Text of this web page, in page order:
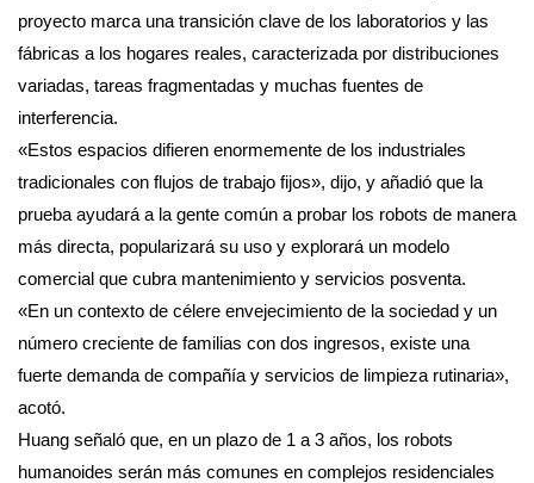
proyecto marca una transición clave de los laboratorios y las
fábricas a los hogares reales, caracterizada por distribuciones
variadas, tareas fragmentadas y muchas fuentes de
interferencia.
«Estos espacios difieren enormemente de los industriales
tradicionales con flujos de trabajo fijos», dijo, y añadió que la
prueba ayudará a la gente común a probar los robots de manera
más directa, popularizará su uso y explorará un modelo
comercial que cubra mantenimiento y servicios posventa.
«En un contexto de célere envejecimiento de la sociedad y un
número creciente de familias con dos ingresos, existe una
fuerte demanda de compañía y servicios de limpieza rutinaria»,
acotó.
Huang señaló que, en un plazo de 1 a 3 años, los robots
humanoides serán más comunes en complejos residenciales